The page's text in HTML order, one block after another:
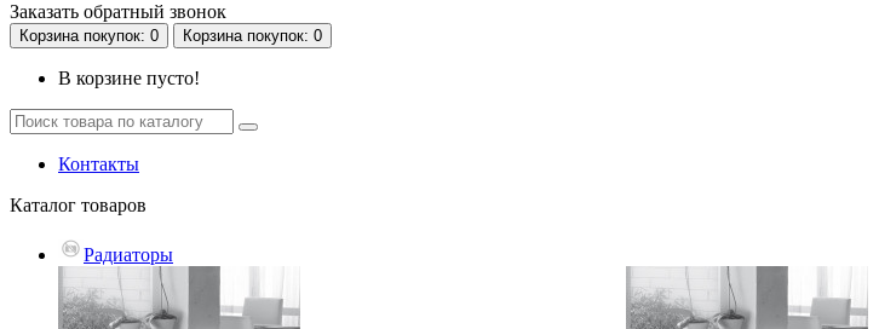
Заказать обратный звонок
Корзинапокупок: 0 Корзинапокупок: 0
В корзине пусто!
Контакты
Каталог товаров
Радиаторы